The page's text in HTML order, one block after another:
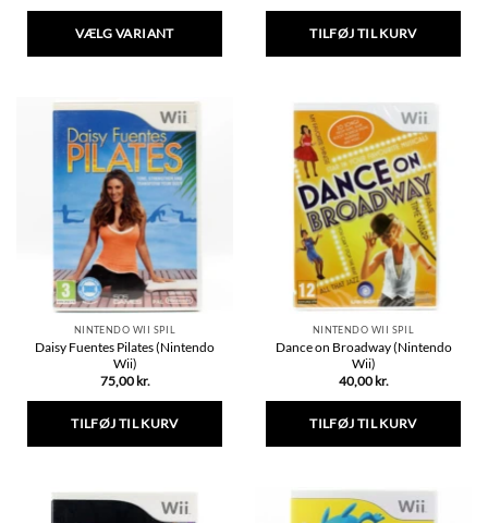
VÆLG VARIANT
har
flere
varianter.
Mulighederne
kan
vælges
på
varesiden
TILFØJ TIL KURV
NINTENDO WII SPIL
Daisy Fuentes Pilates (Nintendo
Wii)
75,00 kr.
TILFØJ TIL KURV
NINTENDO WII SPIL
Dance on Broadway (Nintendo
Wii)
40,00 kr.
TILFØJ TIL KURV